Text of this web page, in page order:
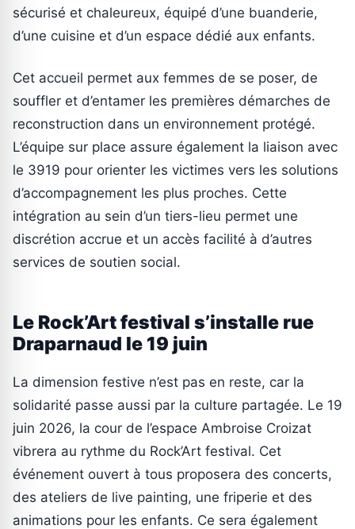
sécurisé et chaleureux, équipé d’une buanderie,
d’une cuisine et d’un espace dédié aux enfants.
Cet accueil permet aux femmes de se poser, de
souffler et d’entamer les premières démarches de
reconstruction dans un environnement protégé.
L’équipe sur place assure également la liaison avec
le 3919 pour orienter les victimes vers les solutions
d’accompagnement les plus proches. Cette
intégration au sein d’un tiers-lieu permet une
discrétion accrue et un accès facilité à d’autres
services de soutien social.
Le Rock’Art festival s’installe rue
Draparnaud le 19 juin
La dimension festive n’est pas en reste, car la
solidarité passe aussi par la culture partagée. Le 19
juin 2026, la cour de l’espace Ambroise Croizat
vibrera au rythme du Rock’Art festival. Cet
événement ouvert à tous proposera des concerts,
des ateliers de live painting, une friperie et des
animations pour les enfants. Ce sera également